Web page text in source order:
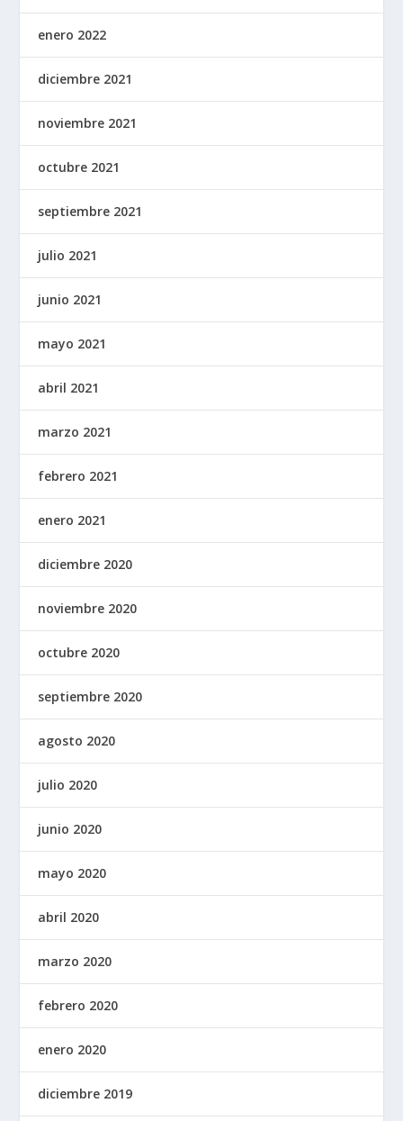
enero 2022
diciembre 2021
noviembre 2021
octubre 2021
septiembre 2021
julio 2021
junio 2021
mayo 2021
abril 2021
marzo 2021
febrero 2021
enero 2021
diciembre 2020
noviembre 2020
octubre 2020
septiembre 2020
agosto 2020
julio 2020
junio 2020
mayo 2020
abril 2020
marzo 2020
febrero 2020
enero 2020
diciembre 2019